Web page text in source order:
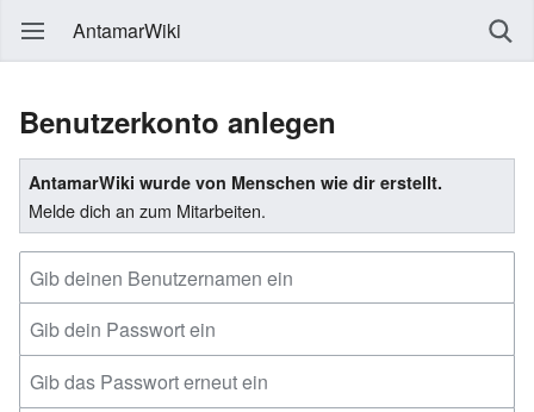
AntamarWiki
Benutzerkonto anlegen
AntamarWiki wurde von Menschen wie dir erstellt.
Melde dich an zum Mitarbeiten.